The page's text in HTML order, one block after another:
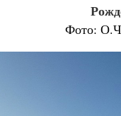
Фото: